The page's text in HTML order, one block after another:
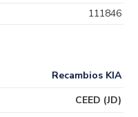
111846
Recambios KIA
CEED (JD)